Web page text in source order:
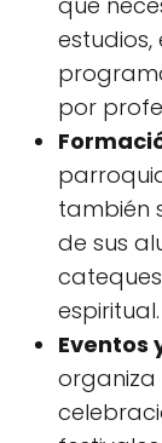
por
también
de sus
espiritual.
Eventos
organiza